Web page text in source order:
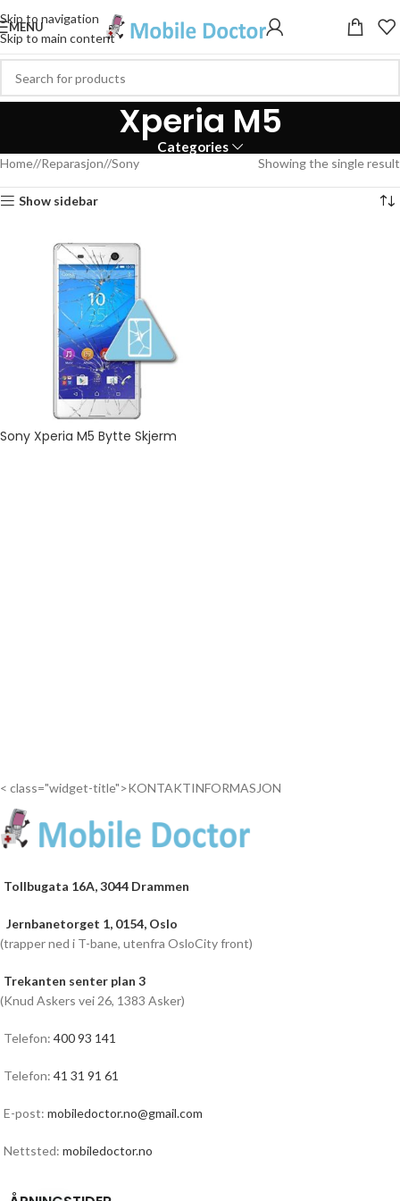
Skip to navigation
Skip to main content
MENU
Xperia M5
Categories
Home/ Reparasjon/ Sony Showing the single result
Show sidebar
Sony Xperia M5 Bytte Skjerm
< class="widget-title">KONTAKTINFORMASJON
Tollbugata 16A, 3044 Drammen
Jernbanetorget 1, 0154, Oslo
(trapper ned i T-bane, utenfra OsloCity front)
Trekanten senter plan 3
(Knud Askers vei 26, 1383 Asker)
Telefon: 400 93 141
Telefon: 41 31 91 61
E-post: mobiledoctor.no@gmail.com
Nettsted: mobiledoctor.no